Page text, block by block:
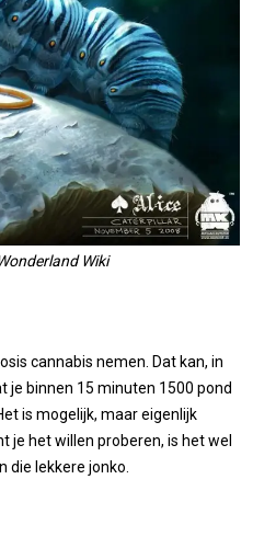
Wiki
cannabis nemen. Dat kan, in
je binnen 15 minuten 1500 pond
is mogelijk, maar eigenlijk
je het willen proberen, is het wel
die lekkere jonko.